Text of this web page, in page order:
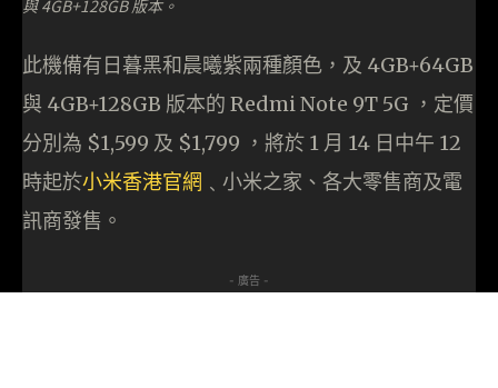
與 4GB+128GB 版本。
此機備有日暮黑和晨曦紫兩種顏色，及 4GB+64GB
與 4GB+128GB 版本的 Redmi Note 9T 5G ，定價
分別為 $1,599 及 $1,799 ，將於 1 月 14 日中午 12
時起於小米香港官網 ﹑小米之家、各大零售商及電
訊商發售。
- 廣告 -